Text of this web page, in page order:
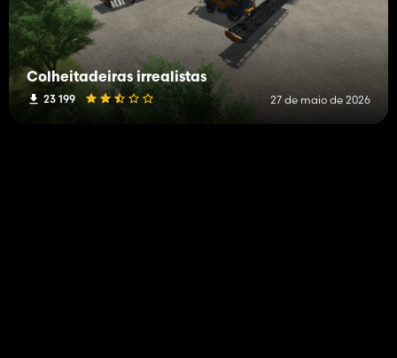
Colheitadeiras irrealistas
23 199 27 de maio de 2026